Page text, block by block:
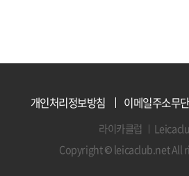
개인처리정보방침 이메일주소무
라이카클럽
Copyright © leicaclub.net All